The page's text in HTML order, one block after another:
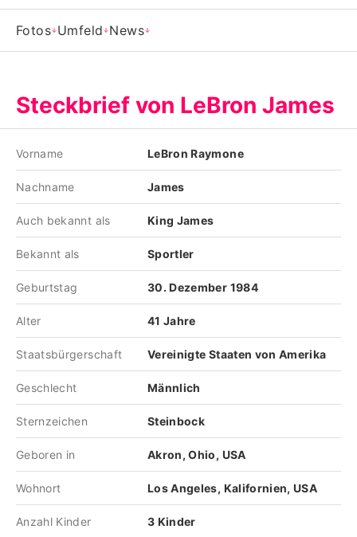
Impressum
Nutzungsbedingungen
Utiq verwalten
Fotos Umfeld News
Steckbrief von LeBron James
Vorname LeBron Raymone
Nachname James
Auch bekannt als King James
Bekannt als Sportler
Geburtstag 30. Dezember 1984
Alter 41 Jahre
Staatsbürgerschaft Vereinigte Staaten von Amerika
Geschlecht Männlich
Sternzeichen Steinbock
Geboren in Akron, Ohio, USA
Wohnort Los Angeles, Kalifornien, USA
Anzahl Kinder 3 Kinder